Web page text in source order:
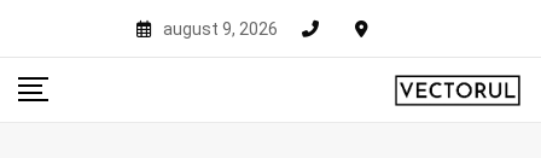
content
august 9, 2026